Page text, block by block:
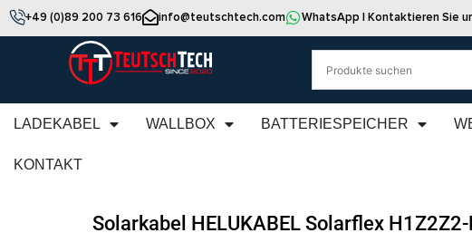
+49 (0)89 200 73 616 info@teutschtech.com WhatsApp | Kontaktieren Sie
LADEKABEL WALLBOX BATTERIESPEICHER
KONTAKT
Solarkabel HELUKABEL Solarflex